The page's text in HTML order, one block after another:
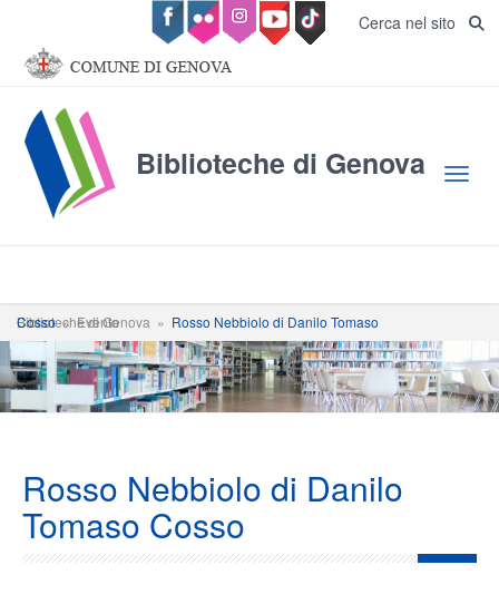
Salta al contenuto principale Cerca nel sito
Biblioteche di Genova
Biblioteche di Genova »
Rosso Nebbiolo di Danilo Tomaso Cosso»Evento
Rosso Nebbiolo di Danilo
Tomaso Cosso